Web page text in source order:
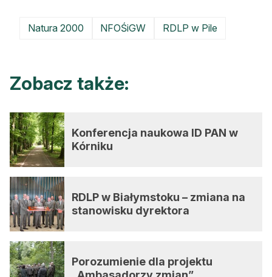
Natura 2000 NFOŚiGW RDLP w Pile
Zobacz także:
Konferencja naukowa ID PAN w
Kórniku
RDLP w Białymstoku – zmiana na
stanowisku dyrektora
Porozumienie dla projektu